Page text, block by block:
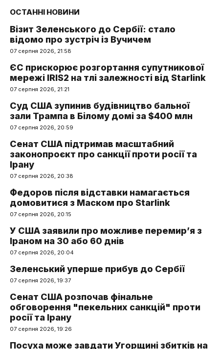
ОСТАННІ НОВИНИ
Візит Зеленського до Сербії: стало
відомо про зустріч із Вучичем
07 серпня 2026, 21:58
ЄС прискорює розгортання супутникової
мережі IRIS2 на тлі залежності від Starlink
07 серпня 2026, 21:21
Суд США зупинив будівництво бальної
зали Трампа в Білому домі за $400 млн
07 серпня 2026, 20:59
Сенат США підтримав масштабний
законопроєкт про санкції проти росії та
Ірану
07 серпня 2026, 20:38
Федоров після відставки намагається
домовитися з Маском про Starlink
07 серпня 2026, 20:15
У США заявили про можливе перемир’я з
Іраном на 30 або 60 днів
07 серпня 2026, 20:04
Зеленський уперше прибув до Сербії
07 серпня 2026, 19:37
Сенат США розпочав фінальне
обговорення "пекельних санкцій" проти
росії та Ірану
07 серпня 2026, 19:26
Посуха може завдати Угорщині збитків на